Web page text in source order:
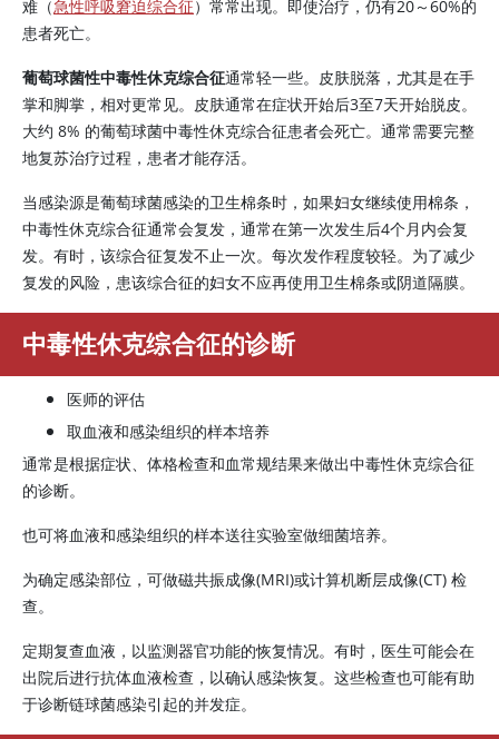
难（急性呼吸窘迫综合征）常常出现。即使治疗，仍有20～60%的
患者死亡。
葡萄球菌性中毒性休克综合征通常轻一些。皮肤脱落，尤其是在手
掌和脚掌，相对更常见。皮肤通常在症状开始后3至7天开始脱皮。
大约 8% 的葡萄球菌中毒性休克综合征患者会死亡。通常需要完整
地复苏治疗过程，患者才能存活。
当感染源是葡萄球菌感染的卫生棉条时，如果妇女继续使用棉条，
中毒性休克综合征通常会复发，通常在第一次发生后4个月内会复
发。有时，该综合征复发不止一次。每次发作程度较轻。为了减少
复发的风险，患该综合征的妇女不应再使用卫生棉条或阴道隔膜。
中毒性休克综合征的诊断
医师的评估
取血液和感染组织的样本培养
通常是根据症状、体格检查和血常规结果来做出中毒性休克综合征
的诊断。
也可将血液和感染组织的样本送往实验室做细菌培养。
为确定感染部位，可做磁共振成像(MRI)或计算机断层成像(CT) 检
查。
定期复查血液，以监测器官功能的恢复情况。有时，医生可能会在
出院后进行抗体血液检查，以确认感染恢复。这些检查也可能有助
于诊断链球菌感染引起的并发症。